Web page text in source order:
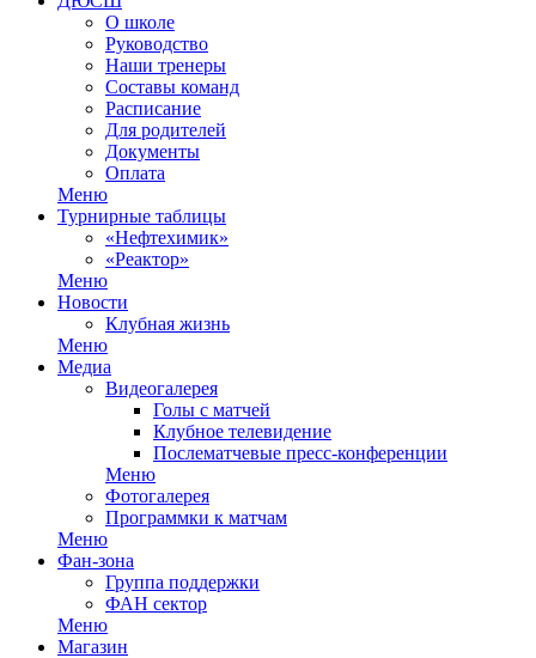
О школе
Руководство
Наши тренеры
Составы команд
Расписание
Для родителей
Документы
Оплата
Меню
Турнирные таблицы
«Нефтехимик»
«Реактор»
Меню
Новости
Клубная жизнь
Меню
Медиа
Видеогалерея
Голы с матчей
Клубное телевидение
Послематчевые пресс-конференции
Меню
Фотогалерея
Программки к матчам
Меню
Фан-зона
Группа поддержки
ФАН сектор
Меню
Магазин